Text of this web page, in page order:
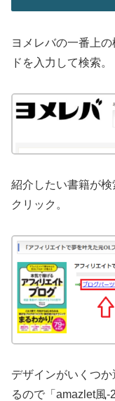
ヨメレバの一番上
ドを入力して検索。
紹介したい書籍が
クリック。
デザインがいくつ
るので「amazlet風-